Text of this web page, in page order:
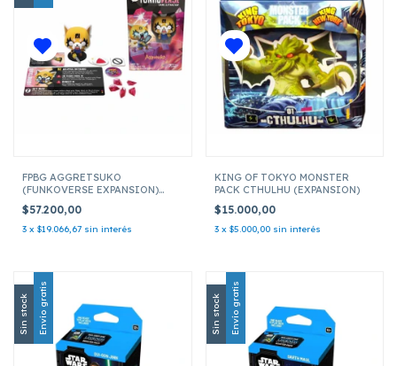
FPBG AGGRETSUKO
(FUNKOVERSE EXPANSION)
$57.200,00
3 x $19.066,67 sin interés
KING OF TOKYO MONSTER
PACK CTHULHU (EXPANSION)
$15.000,00
3 x $5.000,00 sin interés
Sin stock Envío gratis Sin stock Envío gratis